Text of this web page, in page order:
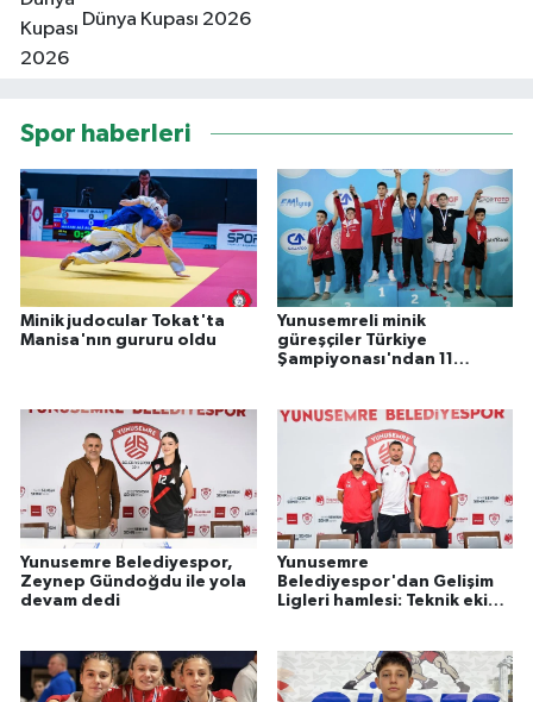
Dünya Kupası 2026
Spor haberleri
Minik judocular Tokat'ta
Manisa'nın gururu oldu
Yunusemreli minik
güreşçiler Türkiye
Şampiyonası'ndan 11
Yunusemre Belediyespor,
Zeynep Gündoğdu ile yola
devam dedi
Yunusemre
Belediyespor'dan Gelişim
Ligleri hamlesi: Teknik ekip